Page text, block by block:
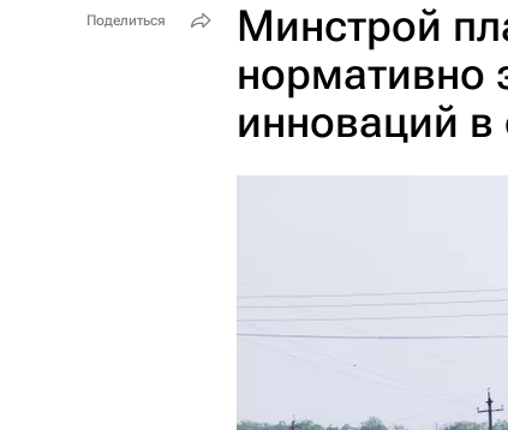
Минстрой
нормативно
инноваций в
Поделиться